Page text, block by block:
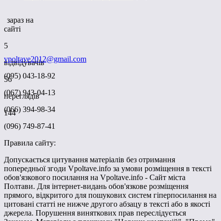
зараз на
сайті
5
відвідувачів
56
переглядів
144
vpoltave2012@gmail.com
(095) 043-18-92
(067) 943-04-13
(066) 394-98-34
(096) 749-87-41
Правила сайту:
Допускається цитування матеріалів без отримання
попередньої згоди Vpoltave.info за умови розміщення в тексті
обов'язкового посилання на Vpoltave.info - Сайт міста
Полтави. Для інтернет-видань обов'язкове розміщення
прямого, відкритого для пошукових систем гіперпосилання на
цитовані статті не нижче другого абзацу в тексті або в якості
джерела. Порушення виняткових прав переслідується